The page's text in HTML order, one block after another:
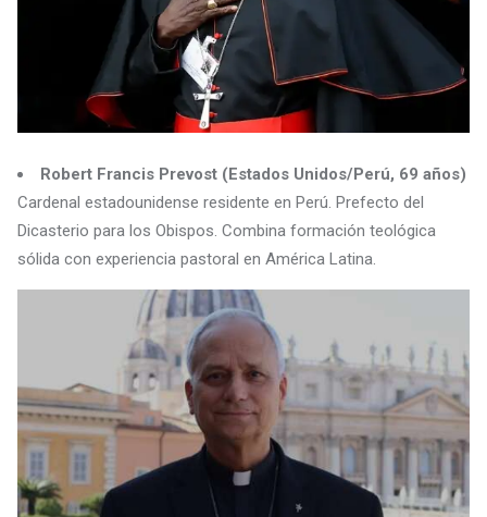
Robert Francis Prevost (Estados Unidos/Perú, 69 años)
Cardenal estadounidense residente en Perú. Prefecto del
Dicasterio para los Obispos. Combina formación teológica
sólida con experiencia pastoral en América Latina.